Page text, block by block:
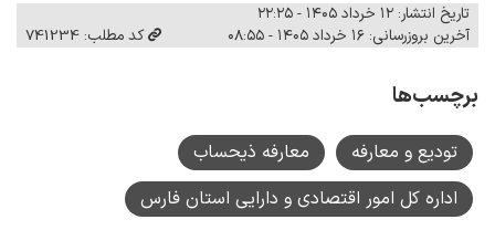
تاریخ انتشار: ۱۲ خرداد ۱۴۰۵ - ۲۲:۲۵
آخرین بروزرسانی: ۱۶ خرداد ۱۴۰۵ - ۰۸:۵۵
کد مطلب: 741234
برچسب‌ها
تودیع و معارفه
معارفه ذیحساب
اداره کل امور اقتصادی و دارایی استان فارس